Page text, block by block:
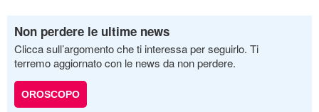
Non perdere le ultime news
Clicca sull’argomento che ti interessa per seguirlo. Ti
terremo aggiornato con le news da non perdere.
OROSCOPO